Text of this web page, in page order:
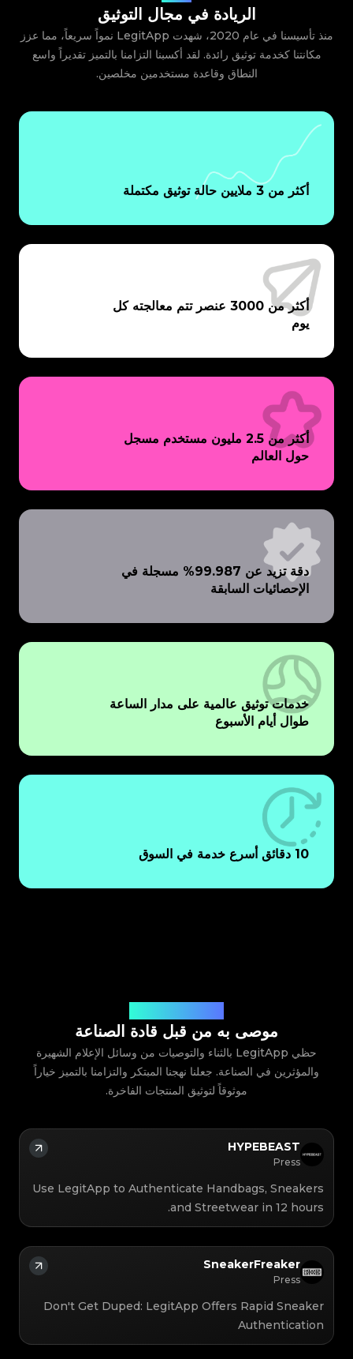
الريادة في مجال التوثيق
منذ تأسيسنا في عام 2020، شهدت LegitApp نمواً سريعاً، مما عزز
مكانتنا كخدمة توثيق رائدة. لقد أكسبنا التزامنا بالتميز تقديراً واسع
النطاق وقاعدة مستخدمين مخلصين.
أكثر من 3 ملايين حالة توثيق مكتملة
أكثر من 3000 عنصر تتم معالجته كل
يوم
أكثر من 2.5 مليون مستخدم مسجل
حول العالم
دقة تزيد عن 99.987% مسجلة في
الإحصائيات السابقة
خدمات توثيق عالمية على مدار الساعة
طوال أيام الأسبوع
10 دقائق أسرع خدمة في السوق
موصى به من قبل قادة الصناعة
حظي LegitApp بالثناء والتوصيات من وسائل الإعلام الشهيرة
والمؤثرين في الصناعة. جعلنا نهجنا المبتكر والتزامنا بالتميز خياراً
موثوقاً لتوثيق المنتجات الفاخرة.
HYPEBEAST
Press
Use LegitApp to Authenticate Handbags, Sneakers
and Streetwear in 12 hours.
SneakerFreaker
Press
Don't Get Duped: LegitApp Offers Rapid Sneaker
Authentication